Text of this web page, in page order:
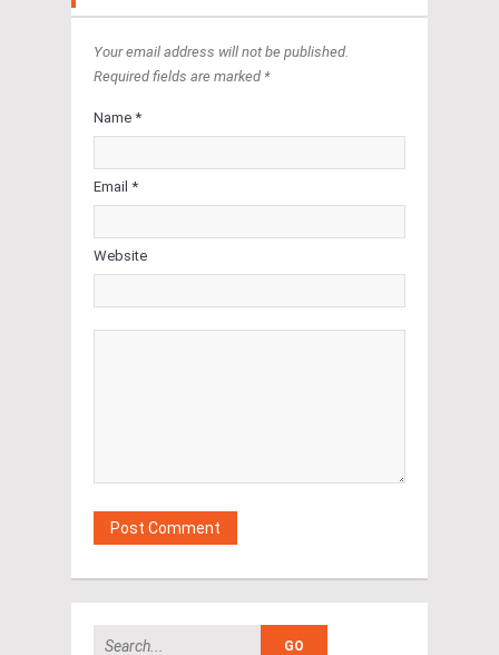
Your email address will not be published.
Required fields are marked *
Name *
Email *
Website